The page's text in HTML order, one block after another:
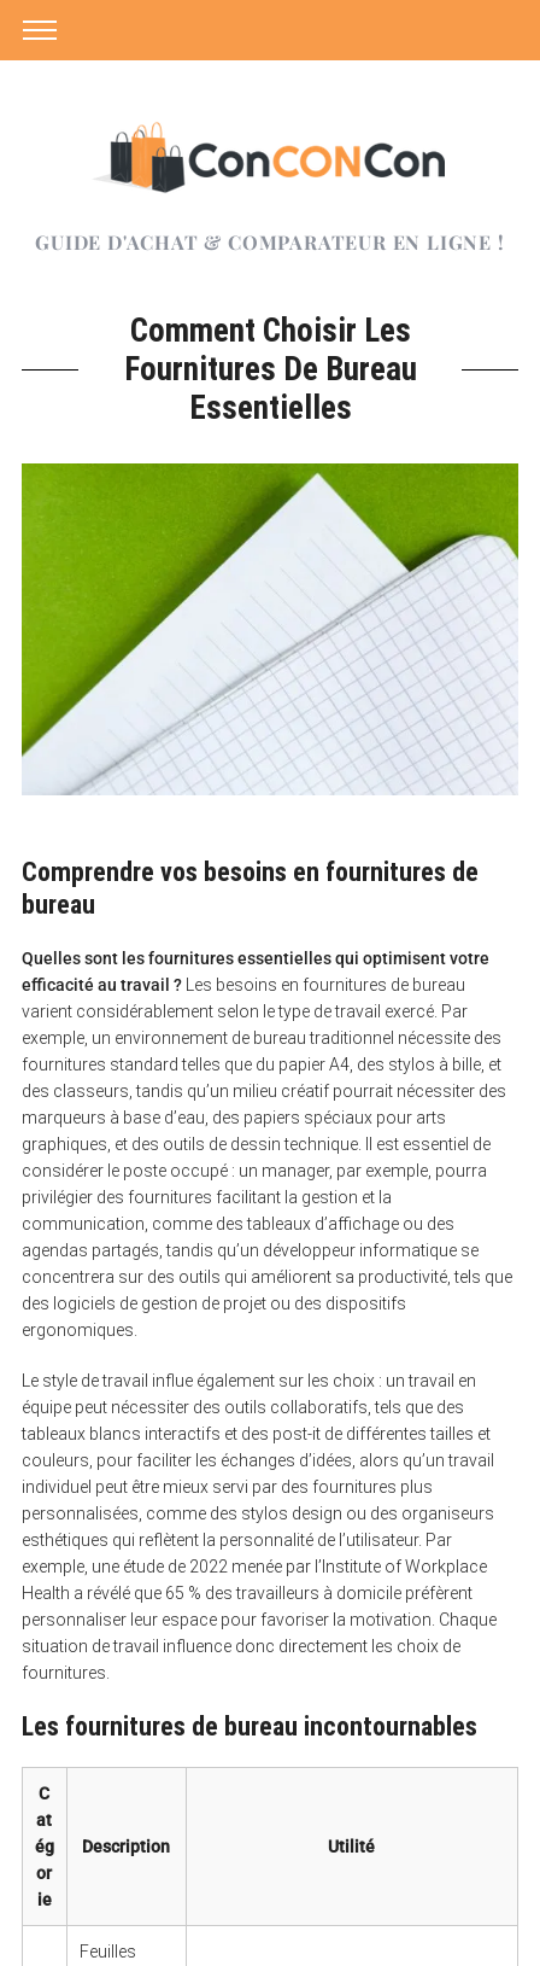
GUIDE D'ACHAT & COMPARATEUR EN LIGNE !
Comment Choisir Les
Fournitures De Bureau
Essentielles
Comprendre vos besoins en fournitures de
bureau
Quelles sont les fournitures essentielles qui optimisent votre
efficacité au travail ?Les besoins en fournitures de bureau
varient considérablement selon le type de travail exercé. Par
exemple, un environnement de bureau traditionnel nécessite des
fournitures standard telles que du papier A4, des stylos à bille, et
des classeurs, tandis qu’un milieu créatif pourrait nécessiter des
marqueurs à base d’eau, des papiers spéciaux pour arts
graphiques, et des outils de dessin technique. Il est essentiel de
considérer le poste occupé : un manager, par exemple, pourra
privilégier des fournitures facilitant la gestion et la
communication, comme des tableaux d’affichage ou des
agendas partagés, tandis qu’un développeur informatique se
concentrera sur des outils qui améliorent sa productivité, tels que
des logiciels de gestion de projet ou des dispositifs
ergonomiques.
Le style de travail influe également sur les choix : un travail en
équipe peut nécessiter des outils collaboratifs, tels que des
tableaux blancs interactifs et des post-it de différentes tailles et
couleurs, pour faciliter les échanges d’idées, alors qu’un travail
individuel peut être mieux servi par des fournitures plus
personnalisées, comme des stylos design ou des organiseurs
esthétiques qui reflètent la personnalité de l’utilisateur. Par
exemple, une étude de 2022 menée par l’Institute of Workplace
Health a révélé que 65 % des travailleurs à domicile préfèrent
personnaliser leur espace pour favoriser la motivation. Chaque
situation de travail influence donc directement les choix de
fournitures.
Les fournitures de bureau incontournables
C
at
ég
or
ie
Description Utilité
Feuilles